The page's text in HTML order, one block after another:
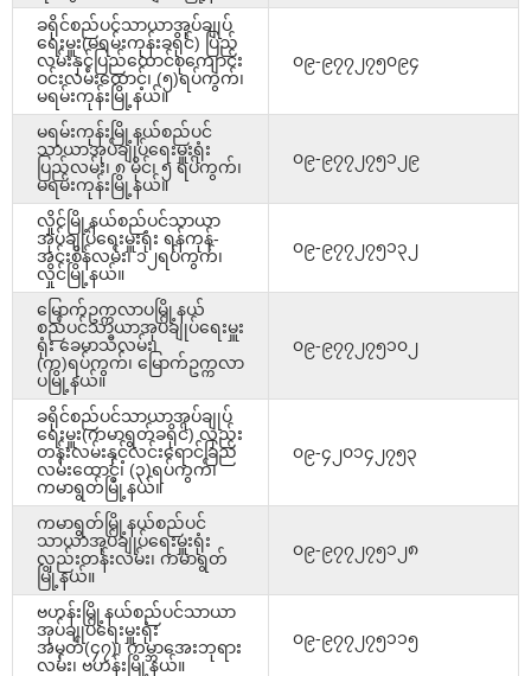
ခရိုင်စည်ပင်သာယာအုပ်ချုပ်
ရေးမှူး(မရမ်းကုန်းခရိုင်) ပြည်
လမ်းနှင့်ပြည်ထောင်စုကျောင်း
ဝင်းလမ်းထောင့်၊ (၅)ရပ်ကွက်၊
မရမ်းကုန်းမြို့နယ်။
၀၉-၉၇၇၂၇၅၀၉၄
မရမ်းကုန်းမြို့နယ်စည်ပင်
သာယာအုပ်ချုပ်ရေးမှူးရုံး
ပြည်လမ်း၊ ၈ မိုင်၊ ၅ ရပ်ကွက်၊
မရမ်းကုန်းမြို့နယ်။
၀၉-၉၇၇၂၇၅၁၂၉
လှိုင်မြို့နယ်စည်ပင်သာယာ
အုပ်ချုပ်ရေးမှူးရုံး ရန်ကုန်-
အင်းစိန်လမ်း၊ ၁၂ရပ်ကွက်၊
လှိုင်မြို့နယ်။
၀၉-၉၇၇၂၇၅၁၃၂
မြောက်ဥက္ကလာပမြို့နယ်
စည်ပင်သာယာအုပ်ချုပ်ရေးမှူး
ရုံး ခေမာသီလမ်း၊
(က)ရပ်ကွက်၊ မြောက်ဥက္ကလာ
ပမြို့နယ်။
၀၉-၉၇၇၂၇၅၁၀၂
ခရိုင်စည်ပင်သာယာအုပ်ချုပ်
ရေးမှူး(ကမာရွတ်ခရိုင်) လှည်း
တန်းလမ်းနှင့်လင်းရောင်ခြည်
လမ်းထောင့်၊ (၃)ရပ်ကွက်၊
ကမာရွတ်မြို့နယ်။
၀၉-၄၂၀၁၄၂၇၅၃
ကမာရွတ်မြို့နယ်စည်ပင်
သာယာအုပ်ချုပ်ရေးမှူးရုံး
လှည်းတန်းလမ်း၊ ကမာရွတ်
မြို့နယ်။
၀၉-၉၇၇၂၇၅၁၂၈
ဗဟန်းမြို့နယ်စည်ပင်သာယာ
အုပ်ချုပ်ရေးမှူးရုံး
အမှတ်(၄၇)၊ ကမ္ဘာအေးဘုရား
လမ်း၊ ဗဟန်းမြို့နယ်။
၀၉-၉၇၇၂၇၅၁၁၅